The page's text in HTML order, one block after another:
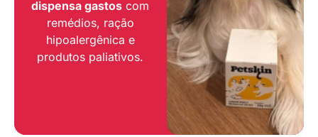
dispensa gastos com
remédios, ração
hipoalergênica e
produtos paliativos.